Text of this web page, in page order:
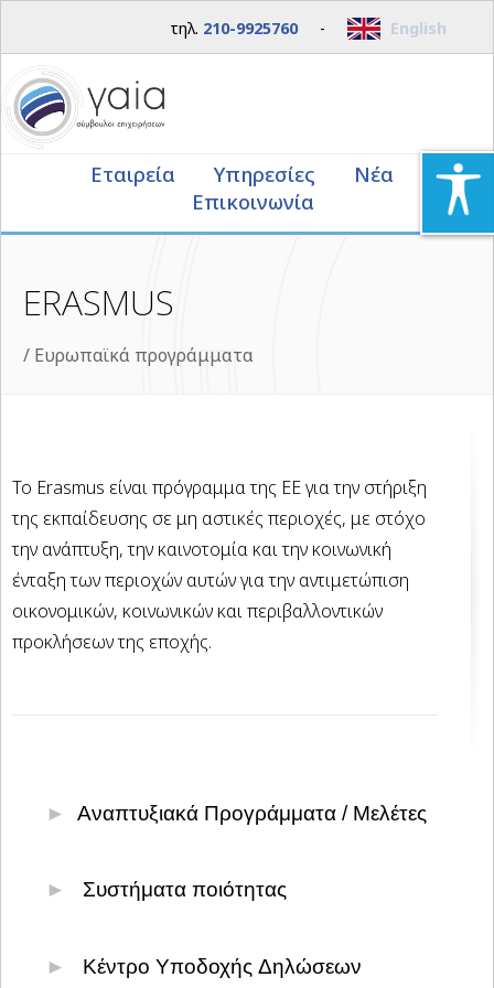
τηλ. 210-9925760- English
Εταιρεία Υπηρεσίες
Νέα
Επικοινωνία
ERASMUS
/ Ευρωπαϊκά προγράμματα
Το Erasmus είναι πρόγραμμα της ΕΕ για την στήριξη
της εκπαίδευσης σε μη αστικές περιοχές, με στόχο
την ανάπτυξη, την καινοτομία και την κοινωνική
ένταξη των περιοχών αυτών για την αντιμετώπιση
οικονομικών, κοινωνικών και περιβαλλοντικών
προκλήσεων της εποχής.
Αναπτυξιακά Προγράμματα / Μελέτες
σχεδίων
Αναπτυξιακός Νόμος 4887/2022
Συστήματα ποιότητας
Κέντρο Υποδοχής Δηλώσεων